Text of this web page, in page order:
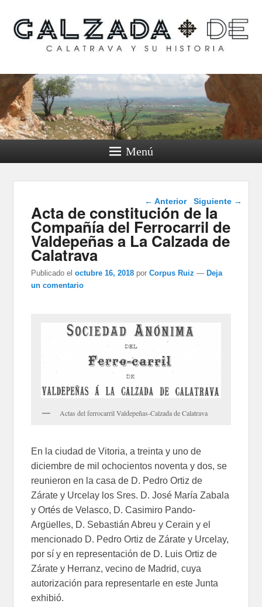
Calzada de Calatrava y
su historia
Menú
Navegación de
entradas
← Anterior Siguiente →
Acta de constitución de la
Compañía del Ferrocarril de
Valdepeñas a La Calzada de
Calatrava
Publicado el octubre 16, 2018 porCorpus Ruiz — Deja
un comentario
Actas del ferrocarril Valdepeñas-Calzada de Calatrava
En la ciudad de Vitoria, a treinta y uno de
diciembre de mil ochocientos noventa y dos, se
reunieron en la casa de D. Pedro Ortiz de
Zárate y Urcelay los Sres. D. José María Zabala
y Ortés de Velasco, D. Casimiro Pando-
Argüelles, D. Sebastián Abreu y Cerain y el
mencionado D. Pedro Ortiz de Zárate y Urcelay,
por sí y en representación de D. Luis Ortiz de
Zárate y Herranz, vecino de Madrid, cuya
autorización para representarle en este Junta
exhibió.